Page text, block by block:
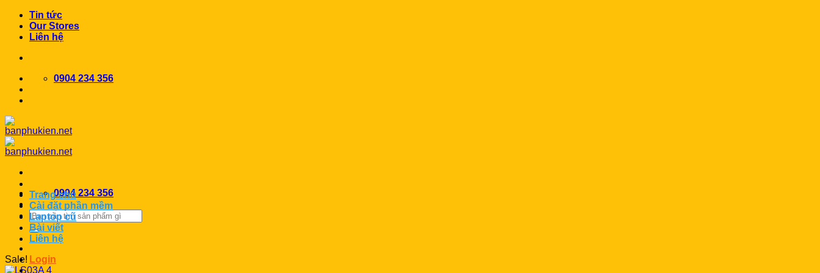
Chuyển
đến
Tin tức
Our Stores
Liên hệ
0904 234 356
0904 234 356
Search
for:
Login
Trang chủ
Cài đặt phần mềm
Laptop cũ
Bài viết
Liên hệ
Sale!